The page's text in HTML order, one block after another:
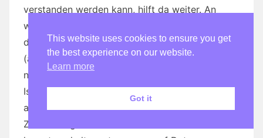
verstanden werden kann, hilft da weiter. An
welchen Reglern kann man denn noch so
drehen? Z. B. an der Taktfrequenz der CPUs
(also an den zentralen Recheneinheiten). Immer
nur auf höchster Stufe zu takten ist ineffizient.
Ist ein Programm immer sehr schnell, ist das so,
als ob man mit dem Auto immer Vollgas gibt.
Zeitlich begrenzt kann man z. B. den Takt
This website uses cookies to ensure you get
the best experience on our website.
Learn more
Got it